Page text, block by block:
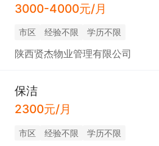
3000-4000元/月
市区 经验不限 学历不限
陕西贤杰物业管理有限公司
保洁
2300元/月
市区 经验不限 学历不限